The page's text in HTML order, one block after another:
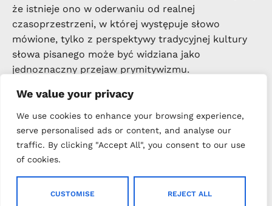
We value your privacy
We use cookies to enhance your browsing experience,
serve personalised ads or content, and analyse our
traffic. By clicking "Accept All", you consent to our use
of cookies.
CUSTOMISE REJECT ALL
że istnieje ono w oderwaniu od realnej
czasoprzestrzeni, w której występuje słowo
mówione, tylko z perspektywy tradycyjnej kultury
słowa pisanego może być widziana jako
jednoznaczny przejaw prymitywizmu.
Read more
Beauty Lifestyle Joga